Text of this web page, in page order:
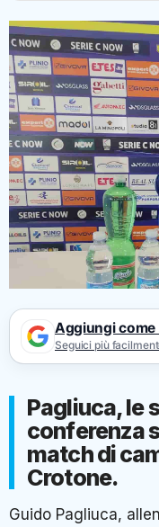
Aggiungi
Seguici più
Pagliuca, le
conferenza
match di
Crotone.
Guido Pagliuca,